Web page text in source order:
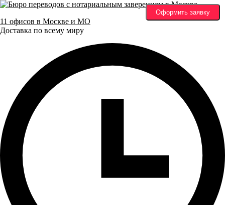
11 офисов в Москве и МО
Доставка по всему миру
Оформить заявку